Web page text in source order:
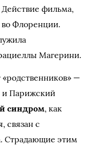
Действие фильма,
во Флоренции.
Магерини.
—
и Парижский
синдром, как
связан с
Страдающие этим